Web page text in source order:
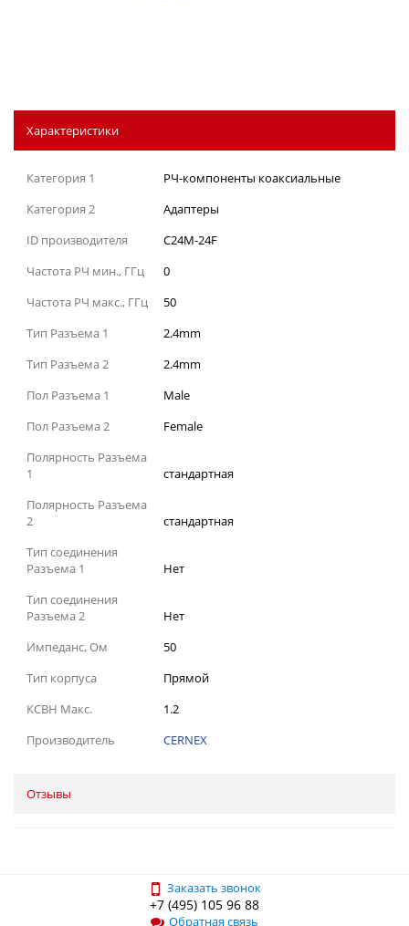
Характеристики
Категория 1
РЧ-компоненты коаксиальные
Категория 2
Адаптеры
ID производителя
C24M-24F
Частота РЧ мин., ГГц
0
Частота РЧ макс., ГГц
50
Тип Разъема 1
2.4mm
Тип Разъема 2
2.4mm
Пол Разъема 1
Male
Пол Разъема 2
Female
Полярность Разъема
1
стандартная
Полярность Разъема
2
стандартная
Тип соединения
Разъема 1
Нет
Тип соединения
Разъема 2
Нет
Импеданс, Ом
50
Тип корпуса
Прямой
КСВН Макс.
1.2
Производитель
CERNEX
Отзывы
Заказать звонок
+7 (495) 105 96 88
Обратная связь